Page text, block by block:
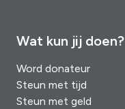
Wat kun jij doen?
Word donateur
Steun met tijd
Steun met geld